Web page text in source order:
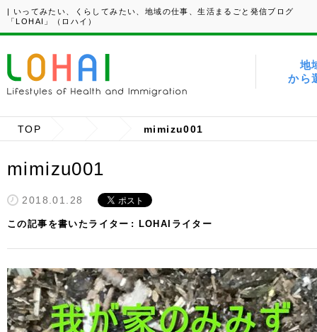
| いってみたい、くらしてみたい、地域の仕事、生活まるごと発信ブログ
「LOHAI」（ロハイ）
地
から
TOP mimizu001
mimizu001
2018.01.28
この記事を書いたライター LOHAIライター